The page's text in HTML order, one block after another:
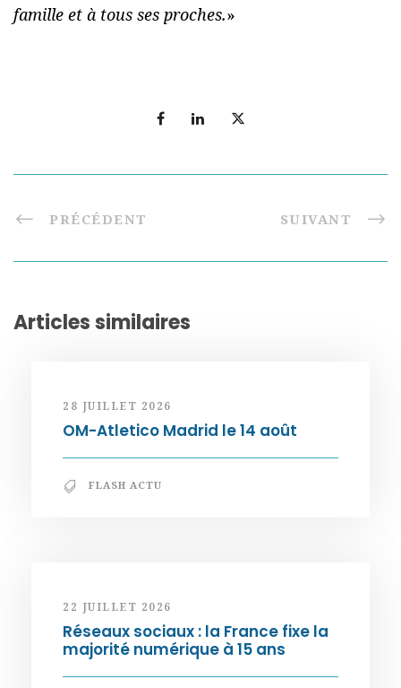
famille et à tous ses proches.»
PRÉCÉDENT SUIVANT
Articles similaires
28 JUILLET 2026
OM-Atletico Madrid le 14 août
FLASH ACTU
22 JUILLET 2026
Réseaux sociaux : la France fixe la
majorité numérique à 15 ans